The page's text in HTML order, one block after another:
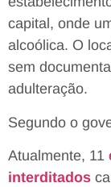
capital, onde
alcoólica. O
sem
adulteração.
Segundo o
Atualmente, 11
interditados